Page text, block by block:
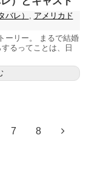
バレ） , アメリカド
ーリー。 まるで結婚
るってことは、日
7 8